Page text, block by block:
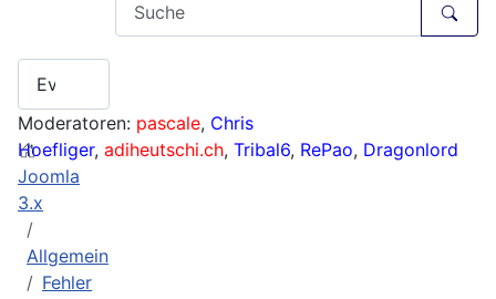
Moderatoren: pascale, Chris
Hoefliger, adiheutschi.ch, Tribal6, RePao, Dragonlord
Joomla
3.x
Allgemein
Fehler